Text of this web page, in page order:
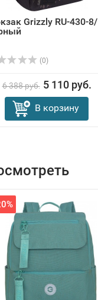
Grizzly RU-430-
(0)
6 388 руб. 5 110 руб.
В корзину